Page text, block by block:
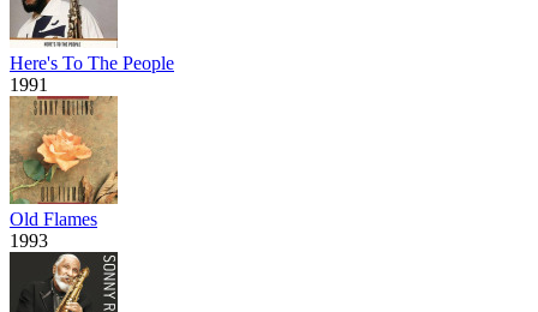
Here's To The People
1991
Old Flames
1993